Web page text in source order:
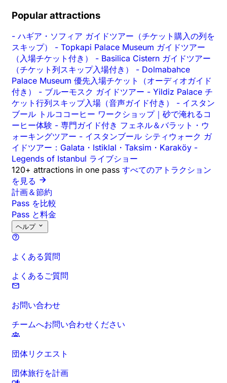
Popular attractions
- ハギア・ソフィア ガイドツアー（チケット購入の列を
スキップ） - Topkapi Palace Museum ガイドツアー
（入場チケット付き） - Basilica Cistern ガイドツアー
（チケット列スキップ入場付き） - Dolmabahce
Palace Museum 優先入場チケット（オーディオガイド
付き） - ブルーモスク ガイドツアー - Yildiz Palace チ
ケット行列スキップ入場（音声ガイド付き） - イスタン
ブール トルココーヒー ワークショップ｜砂で淹れるコ
ーヒー体験 - 専門ガイド付き フェネル＆バラット・ウ
ォーキングツアー - イスタンブール シティウォーク ガ
イドツアー：Galata・Istiklal・Taksim・Karaköy -
Legends of Istanbul ライブショー
120+ attractions in one pass すべてのアトラクション
を見る
計画＆節約
Pass を比較
Pass と料金
ヘルプ
よくある質問
よくあるご質問
お問い合わせ
チームへお問い合わせください
団体リクエスト
団体旅行を計画